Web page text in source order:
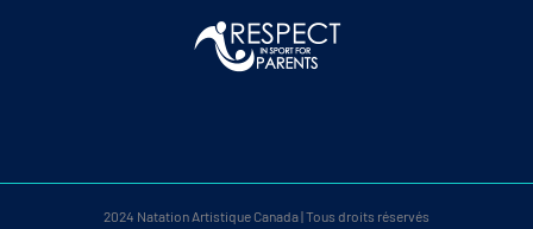
2024 Natation Artistique Canada | Tous droits réservés